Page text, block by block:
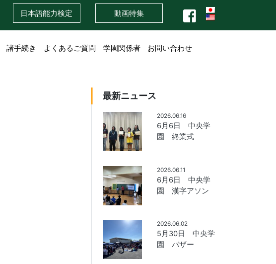
日本語能力検定 動画特集
諸手続き よくあるご質問 学園関係者 お問い合わせ
最新ニュース
2026.06.16
6月6日 中央学
園 終業式
2026.06.11
6月6日 中央学
園 漢字アソン
2026.06.02
5月30日 中央学
園 バザー